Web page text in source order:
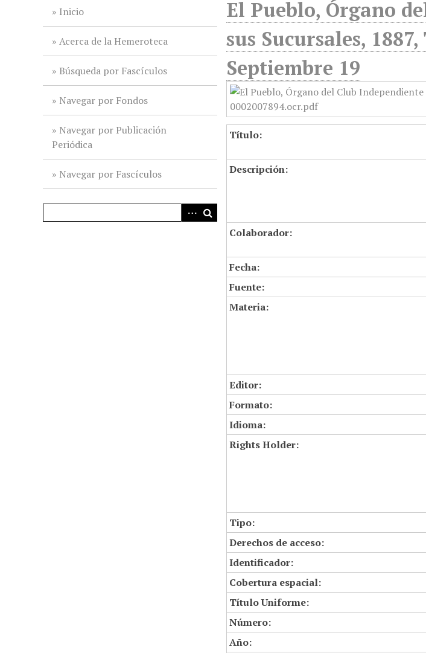
Inicio
Acerca de la Hemeroteca
Búsqueda por Fascículos
Navegar por Fondos
Navegar por Publicación
Periódica
Navegar por Fascículos
El Pueblo, Órgano
sus Sucursales,
Septiembre 19
Título:
Descripción:
Colaborador:
Fecha:
Fuente:
Materia:
Editor:
Formato:
Idioma:
Rights Holder:
Tipo:
Derechos de acceso:
Identificador:
Cobertura espacial:
Título Uniforme:
Número:
Año: